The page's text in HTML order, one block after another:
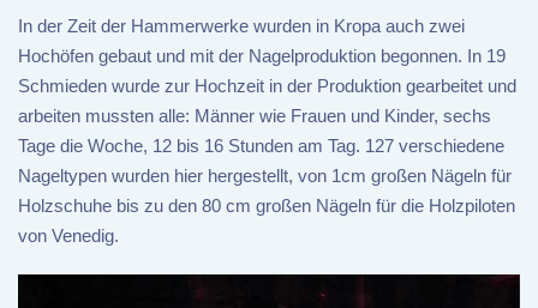
In der Zeit der Hammerwerke wurden in Kropa auch zwei
Hochöfen gebaut und mit der Nagelproduktion begonnen. In 19
Schmieden wurde zur Hochzeit in der Produktion gearbeitet und
arbeiten mussten alle: Männer wie Frauen und Kinder, sechs
Tage die Woche, 12 bis 16 Stunden am Tag. 127 verschiedene
Nageltypen wurden hier hergestellt, von 1cm großen Nägeln für
Holzschuhe bis zu den 80 cm großen Nägeln für die Holzpiloten
von Venedig.